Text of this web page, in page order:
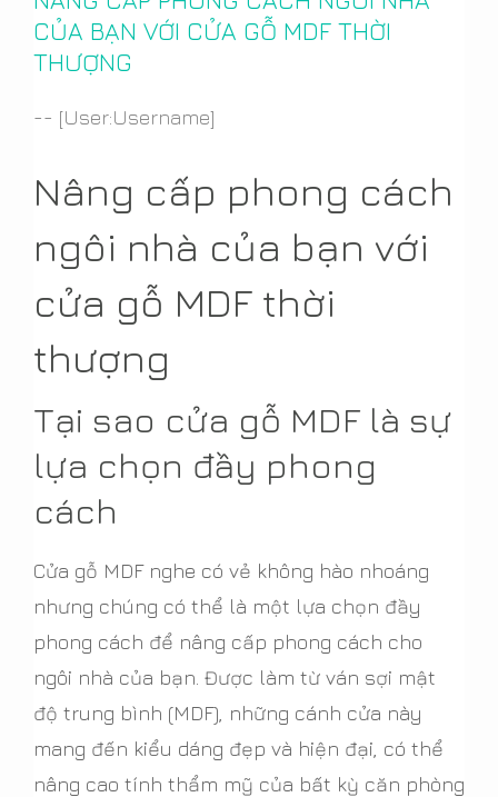
CỦA BẠN VỚI CỬA GỖ MDF THỜI
THƯỢNG
-- [User:Username]
Nâng cấp phong cách
ngôi nhà của bạn với
cửa gỗ MDF thời
thượng
Tại sao cửa gỗ MDF là sự
lựa chọn đầy phong
cách
Cửa gỗ MDF nghe có vẻ không hào nhoáng
nhưng chúng có thể là một lựa chọn đầy
phong cách để nâng cấp phong cách cho
ngôi nhà của bạn. Được làm từ ván sợi mật
độ trung bình (MDF), những cánh cửa này
mang đến kiểu dáng đẹp và hiện đại, có thể
nâng cao tính thẩm mỹ của bất kỳ căn phòng